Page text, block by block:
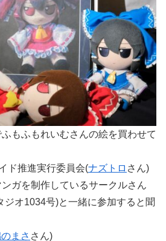
もふもれいむさんの絵を買わせて
ド推進実行委員会(ナズトロ さん)
ガを制作しているサークルさん
ジオ1034号)と一緒に参加すると聞
まさ さん)